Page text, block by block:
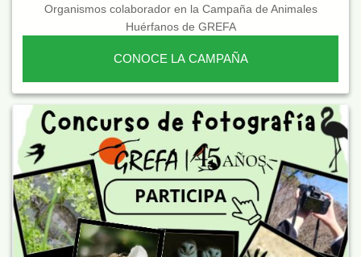
Organismos colaborador en la Campaña de Animales
Huérfanos de GREFA
CONOCE LA CAMPAÑA